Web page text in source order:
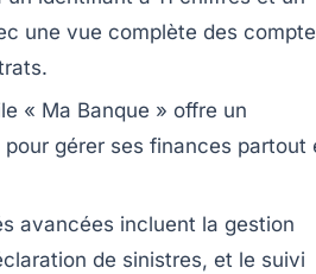
une vue complète des
« Ma Banque » offre un
gérer ses finances partout
avancées incluent la gestion
de sinistres, et le suivi